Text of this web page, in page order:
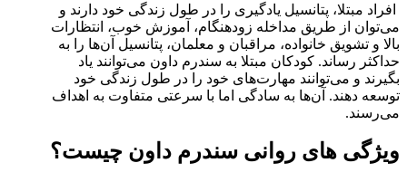
افراد مبتلا، پتانسیل یادگیری را در طول زندگی خود دارند و
می‌توان از طریق مداخله زودهنگام، آموزش خوب، انتظارات
بالا و تشویق خانواده، مراقبان و معلمان، پتانسیل آن‌ها را به
حداکثر رساند. کودکان مبتلا به سندرم داون می‌توانند یاد
بگیرند و می‌توانند مهارت‌های خود را در طول زندگی خود
توسعه دهند. آن‌ها به سادگی اما با سرعتی متفاوت به اهداف
می‌رسند.
ویژگی های روانی سندرم داون چیست؟